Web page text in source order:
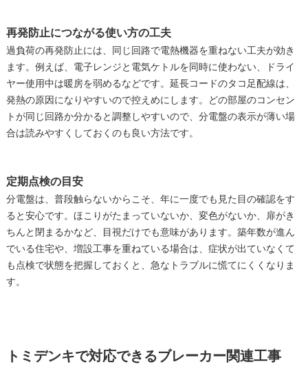
再発防止につながる使い方の工夫
過負荷の再発防止には、同じ回路で電熱機器を重ねない工夫が効き
ます。例えば、電子レンジと電気ケトルを同時に使わない、ドライ
ヤー使用中は暖房を弱めるなどです。延長コードのタコ足配線は、
発熱の原因になりやすいので控えめにします。どの部屋のコンセン
トが同じ回路か分かると調整しやすいので、分電盤の表示が薄い場
合は読みやすくしておくのも良い方法です。
定期点検の目安
分電盤は、普段触らないからこそ、年に一度でも見た目の確認をす
ると安心です。ほこりがたまっていないか、変色がないか、扉がき
ちんと閉まるかなど、目視だけでも意味があります。築年数が進ん
でいる住宅や、増設工事を重ねている場合は、症状が出ていなくて
も点検で状態を把握しておくと、急なトラブルに慌てにくくなりま
す。
トミデンキで対応できるブレーカー関連工事